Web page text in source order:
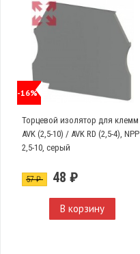
-16%
Торцевой изолятор для клемм
AVK (2,5-10) / AVK RD (2,5-4), NPP
2,5-10, серый
57 ₽ 48 ₽
В корзину